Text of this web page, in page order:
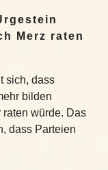
Merz raten
sich, dass
bilden
raten würde. Das
dass Parteien